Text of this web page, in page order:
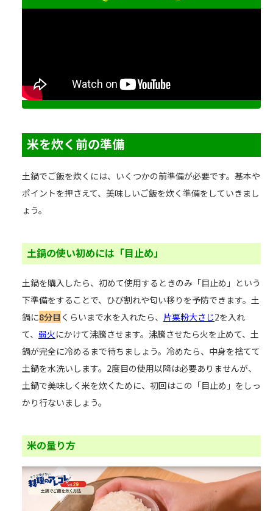
米を炊く前の準備
土鍋でご飯を炊くには、いくつかの前準備が必要です。基本や
ポイントを押さえて、美味しいご飯を炊く準備をしていきまし
ょう。
土鍋の使い初めには「目止め」
土鍋を購入したら、初めて使用するときのみ「目止め」という
下準備をすることで、ひび割れや匂い移りを予防できます。土
鍋に8分目 くらいまで水を入れたら、 片栗粉大さじ2を入れ
て、 弱火にかけて沸騰させます。沸騰させたら火を止めて、土
鍋が完全に冷めるまで待ちましょう。冷めたら、中身を捨てて
土鍋を水洗いします。2度目の使用以降は必要ありませんが、
土鍋で美味しく米を炊くために、初回はこの「目止め」をしっ
かり行ないましょう。
米の量り方